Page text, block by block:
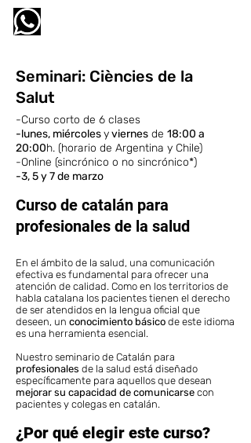
Seminari: Ciències de la
Salut
-Curso corto de 6 clases
-lunes, miércolesyviernes de 18:00 a
20:00h. (horario de Argentina y Chile)
-Online (sincrónico o no sincrónico*)
-3, 5 y 7 de marzo
Curso de catalán para
profesionales de la salud
En el ámbito de la salud, una comunicación
efectiva es fundamental para ofrecer una
atención de calidad. Como en los territorios de
habla catalana los pacientes tienen el derecho
de ser atendidos en la lengua oficial que
deseen, un conocimiento básico de este idioma
es una herramienta esencial.
Nuestro seminario de Catalán para
profesionales de la salud está diseñado
específicamente para aquellos que desean
mejorar su capacidad de comunicarse con
pacientes y colegas en catalán.
¿Por qué elegir este curso?